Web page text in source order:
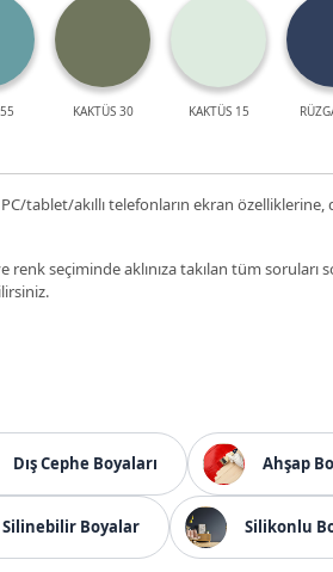
KAKTÜS 30 KAKTÜS 15
tablet/akıllı telefonların ekran
seçiminde aklınıza takılan tüm soruları
Dış Cephe Boyaları Ahşap
Silinebilir Boyalar Silikonlu